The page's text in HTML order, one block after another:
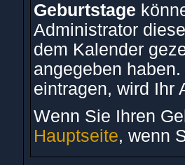
Geburtstage
Administrator
dem Kalender
angegeben
eintragen, wird Ihr
Wenn Sie Ihren
Hauptseite, wenn